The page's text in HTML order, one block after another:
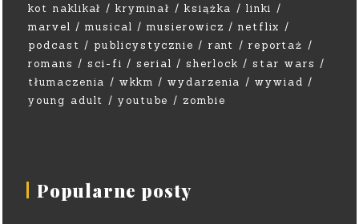
kot naklikał
kryminał książka
linki
marvel
musical musierowicz
netflix
podcast
publicystycznie rant
reportaż
romans
sci-fi serial sherlock
star wars
tłumaczenia
wkkm wydarzenia
wywiad
young adult
youtube zombie
Popularne posty